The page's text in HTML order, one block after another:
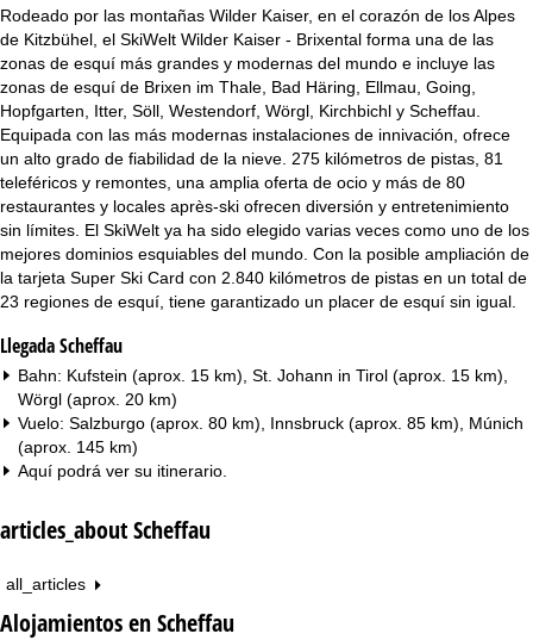
i
p
a
l
Rodeado por las montañas Wilder Kaiser, en el corazón de los Alpes
de Kitzbühel, el SkiWelt Wilder Kaiser - Brixental forma una de las
zonas de esquí más grandes y modernas del mundo e incluye las
zonas de esquí de Brixen im Thale, Bad Häring, Ellmau, Going,
Hopfgarten, Itter, Söll, Westendorf, Wörgl, Kirchbichl y Scheffau.
Equipada con las más modernas instalaciones de innivación, ofrece
un alto grado de fiabilidad de la nieve. 275 kilómetros de pistas, 81
teleféricos y remontes, una amplia oferta de ocio y más de 80
restaurantes y locales après-ski ofrecen diversión y entretenimiento
sin límites. El SkiWelt ya ha sido elegido varias veces como uno de los
mejores dominios esquiables del mundo. Con la posible ampliación de
la tarjeta Super Ski Card con 2.840 kilómetros de pistas en un total de
23 regiones de esquí, tiene garantizado un placer de esquí sin igual.
Llegada Scheffau
Bahn: Kufstein (aprox. 15 km), St. Johann in Tirol (aprox. 15 km),
Wörgl (aprox. 20 km)
Vuelo: Salzburgo (aprox. 80 km), Innsbruck (aprox. 85 km), Múnich
(aprox. 145 km)
Aquí podrá ver su itinerario
articles_about Scheffau
all_articles
Alojamientos en Scheffau